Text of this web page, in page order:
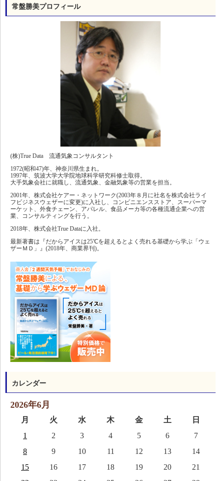
常盤勝美プロフィール
(株)True Data 流通気象コンサルタント
1972(昭和47)年、神奈川県生まれ。
1997年、筑波大学大学院地球科学研究科修士取得。
大手気象会社に就職し、流通気象、金融気象等の営業を担当。
2001年、株式会社ケアー・ネットワーク(2003年８月に社名を株式会社ライ
フビジネスウェザーに変更)に入社し、コンビニエンスストア、スーパーマ
ーケット、外食チェーン、アパレル、食品メーカ等の各種流通企業への営
業、コンサルティングを行う。
2018年、株式会社True Dataに入社。
最新著書は『だからアイスは25℃を超えるとよく売れる基礎から学ぶ「ウェ
ザーＭＤ」』(2018年、商業界刊)。
カレンダー
2026年6月
月 火 水 木 金 土 日
1 2 3 4 5 6
7
8
9 10 11 12 13
14
15
16 17 18 19 20
21